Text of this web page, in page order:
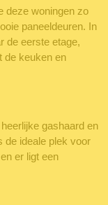
deze woningen zo
paneeldeuren. In
de eerste etage,
de keuken en
gashaard en
de ideale plek voor
er ligt een